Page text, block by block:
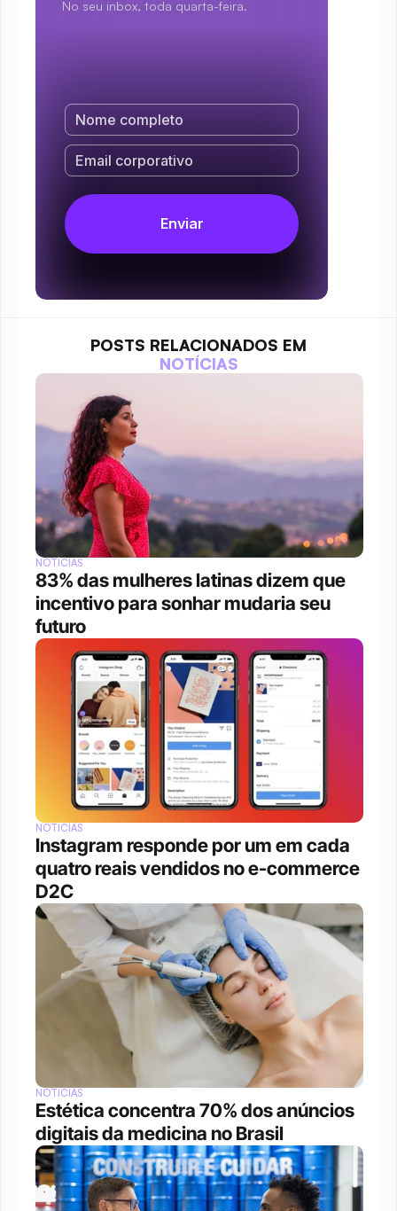
No seu inbox, toda quarta-feira.
POSTS RELACIONADOS EM
NOTÍCIAS
NOTÍCIAS
83% das mulheres latinas dizem que
incentivo para sonhar mudaria seu
futuro
NOTÍCIAS
Instagram responde por um em cada
quatro reais vendidos no e-commerce
D2C
NOTÍCIAS
Estética concentra 70% dos anúncios
digitais da medicina no Brasil